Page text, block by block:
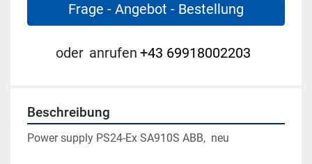
Frage - Angebot - Bestellung
oder anrufen +43 69918002203
Beschreibung
Power supply PS24-Ex SA910S ABB,  neu